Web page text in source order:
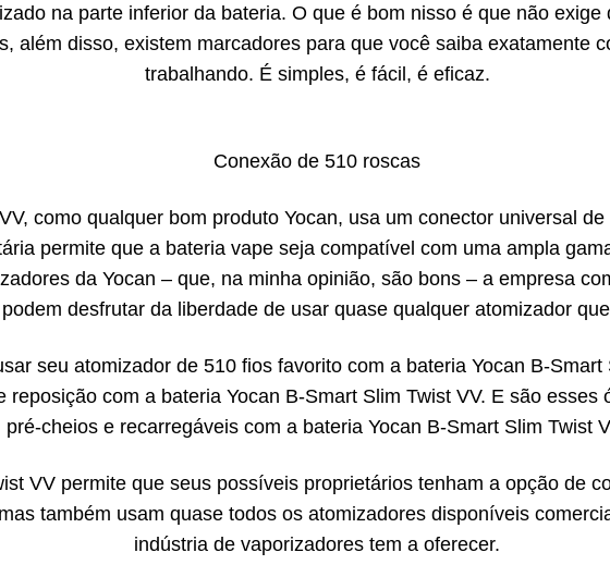
na parte inferior da bateria. O que é bom nisso é que não
além disso, existem marcadores para que você saiba exatamente
trabalhando. É simples, é fácil, é eficaz.
Conexão de 510 roscas
como qualquer bom produto Yocan, usa um conector universal
permite que a bateria vape seja compatível com uma ampla
da Yocan – que, na minha opinião, são bons – a empresa
desfrutar da liberdade de usar quase qualquer atomizador
seu atomizador de 510 fios favorito com a bateria Yocan B-
com a bateria Yocan B-Smart Slim Twist VV. E são
pré-cheios e recarregáveis ​​com a bateria Yocan B-Smart Slim Twist
VV permite que seus possíveis proprietários tenham a opção de
também usam quase todos os atomizadores disponíveis
indústria de vaporizadores tem a oferecer.